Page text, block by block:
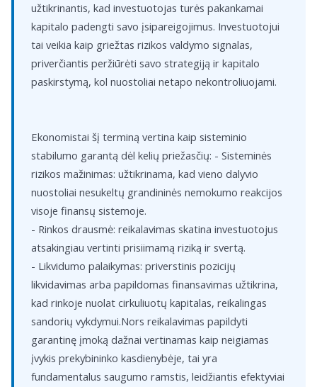
užtikrinantis, kad investuotojas turės pakankamai
kapitalo padengti savo įsipareigojimus. Investuotojui
tai veikia kaip griežtas rizikos valdymo signalas,
priverčiantis peržiūrėti savo strategiją ir kapitalo
paskirstymą, kol nuostoliai netapo nekontroliuojami.
Ekonomistai šį terminą vertina kaip sisteminio
stabilumo garantą dėl kelių priežasčių: - Sisteminės
rizikos mažinimas: užtikrinama, kad vieno dalyvio
nuostoliai nesukeltų grandininės nemokumo reakcijos
visoje finansų sistemoje.
- Rinkos drausmė: reikalavimas skatina investuotojus
atsakingiau vertinti prisiimamą riziką ir svertą.
- Likvidumo palaikymas: priverstinis pozicijų
likvidavimas arba papildomas finansavimas užtikrina,
kad rinkoje nuolat cirkuliuotų kapitalas, reikalingas
sandorių vykdymui.Nors reikalavimas papildyti
garantinę įmoką dažnai vertinamas kaip neigiamas
įvykis prekybininko kasdienybėje, tai yra
fundamentalus saugumo ramstis, leidžiantis efektyviai